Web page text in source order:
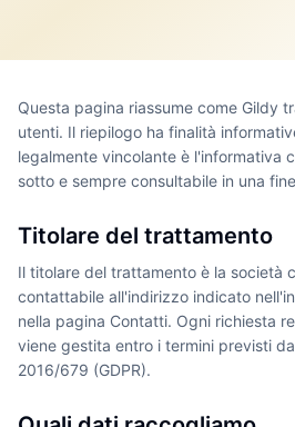
Questa pagina riassume come Gildy
utenti. Il riepilogo ha finalità
legalmente vincolante è l'informativa
sotto e sempre consultabile in una
Titolare del trattamento
Il titolare del trattamento è la società
contattabile all'indirizzo indicato
nella pagina Contatti. Ogni richiesta
viene gestita entro i termini previsti
2016/679 (GDPR).